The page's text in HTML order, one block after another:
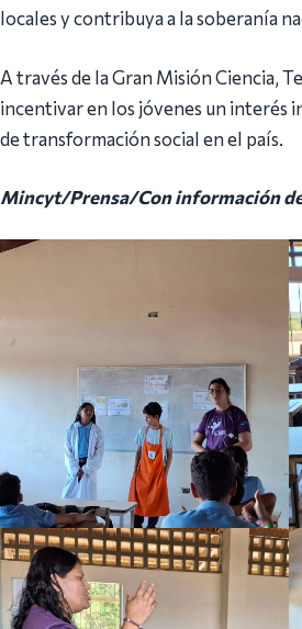
locales y contribuya a la soberanía
A través de la Gran Misión Ciencia,
incentivar en los jóvenes un interés
de transformación social en el país.
Mincyt/Prensa/Con información